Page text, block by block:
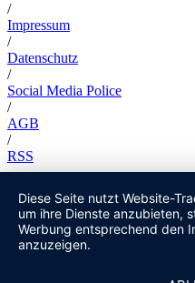
/
Impressum
/
Datenschutz
/
Social Media Police
/
AGB
/
RSS
Diese Seite nutzt Website-
um ihre Dienste anzubieten,
Werbung entsprechend den
anzuzeigen.